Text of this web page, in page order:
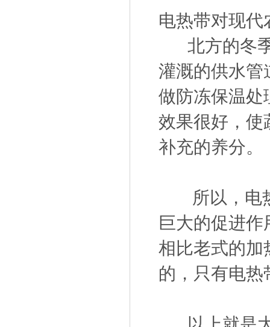
电热带对现代
北方的冬季
灌溉的供水管
做防冻保温处
效果很好，使
补充的养分。
所以，电热
巨大的促进
相比老式的加
的，只有电